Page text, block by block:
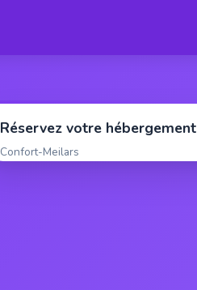
Réservez votre hébergement
Confort-Meilars